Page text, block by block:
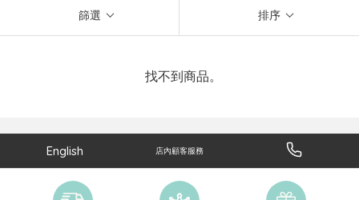
篩選 排序
找不到商品。
English 店內顧客服務